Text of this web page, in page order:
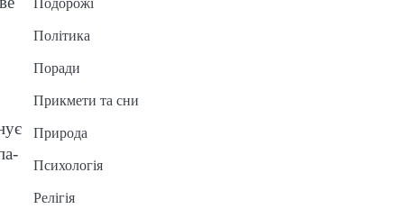
Подорожі
Політика
Поради
Прикмети та сни
Природа
Психологія
Релігія